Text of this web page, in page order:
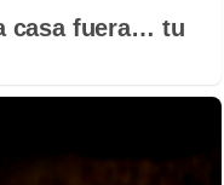
casa fuera… tu